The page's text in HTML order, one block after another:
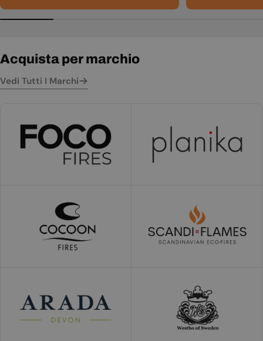
Acquista per marchio
Vedi Tutti I Marchi